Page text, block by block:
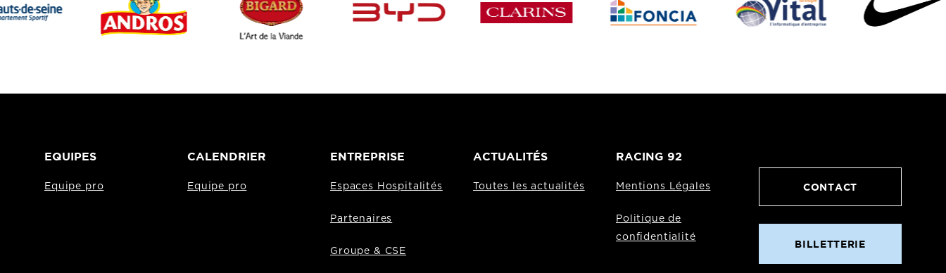
EQUIPES
Equipe pro
CALENDRIER
Equipe pro
ENTREPRISE
Espaces Hospitalités
Partenaires
Groupe & CSE
ACTUALITÉS
Toutes les actualités
RACING 92
Mentions Légales
Politique de
confidentialité
CONTACT
BILLETTERIE